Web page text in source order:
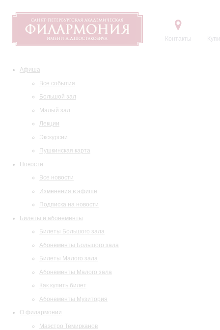
Контакты
Афиша
Все события
Большой зал
Малый зал
Лекции
Экскурсии
Пушкинская карта
Новости
Все новости
Изменения в афише
Подписка на новости
Билеты и абонементы
Билеты Большого зала
Абонементы Большого зала
Билеты Малого зала
Абонементы Малого зала
Как купить билет
Абонементы Музитория
О филармонии
Маэстро Темирканов